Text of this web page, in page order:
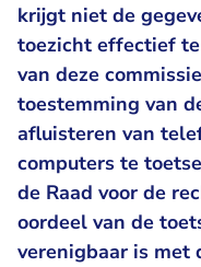
krijgt niet de
toezicht effectief
van deze
toestemming van
afluisteren van
computers te
de Raad voor de
oordeel van de
verenigbaar is met